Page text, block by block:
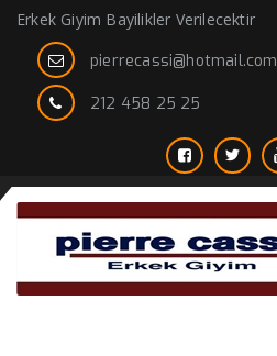
Erkek Giyim Bayilikler Verilecektir
pierrecassi@hotmail.com
212 458 25 25